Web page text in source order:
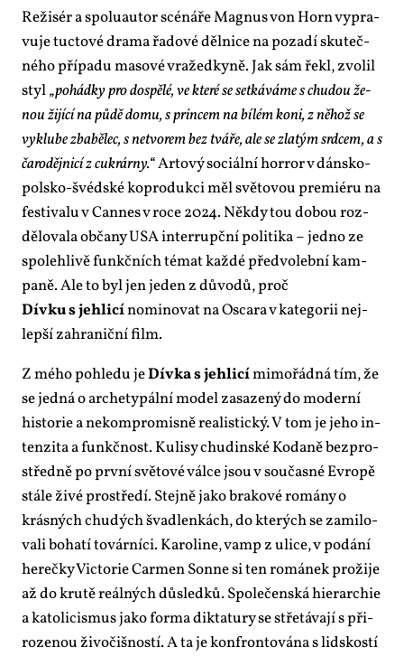
Re­ži­sér a spo­lu­au­tor scé­ná­ře Mag­nus von Horn vy­pra­
vu­je tuc­to­vé dra­ma řa­do­vé děl­ni­ce na po­za­dí sku­teč­
né­ho pří­pa­du ma­so­vé vra­žed­ky­ně. Jak sám ře­kl, zvo­lil
styl „po­hád­ky pro do­spě­lé, ve kte­ré se se­tká­vá­me s chu­dou že­
nou ži­jí­cí na pů­dě do­mu, s prin­cem na bí­lém ko­ni, z ně­hož se
vy­klu­be zba­bě­lec, s ne­tvo­rem bez tvá­ře, ale se zla­tým srd­cem, a s
ča­ro­děj­ni­cí z cuk­rár­ny.“Ar­to­vý so­ci­ál­ní horror v dán­sko-
pol­sko-švéd­ské ko­pro­duk­ci měl svě­to­vou pre­mi­é­ru na
fes­ti­va­lu v Can­nes v ro­ce 2024. Ně­kdy tou do­bou roz­
dě­lo­va­la ob­ča­ny USA in­terrupč­ní po­li­ti­ka – jed­no ze
spo­leh­li­vě funkč­ních té­mat kaž­dé před­vo­leb­ní kam­
pa­ně. Ale to byl jen je­den z dů­vo­dů, proč
Dív­ku s jeh­li­cíno­mi­no­vat na Os­ca­ra v ka­te­go­rii nej­
lep­ší za­hra­nič­ní film.
Z mé­ho po­hle­du jeDív­ka s jeh­li­cími­mo­řád­ná tím, že
se jed­ná o ar­che­ty­pál­ní mo­del za­sa­ze­ný do mo­der­ní
his­to­rie a ne­kom­pro­mis­ně re­a­lis­tic­ký. V tom je je­ho in­
ten­zi­ta a funkč­nost. Ku­li­sy chu­din­ské Ko­da­ně bez­pro­
střed­ně po prv­ní svě­to­vé vál­ce jsou v sou­čas­né Ev­ro­pě
stá­le ži­vé pro­stře­dí. Stej­ně ja­ko bra­ko­vé ro­má­ny o
krás­ných chudých šva­dlen­kách, do kte­rých se za­mi­lo­
va­li bo­ha­tí to­vár­ní­ci. Ka­ro­li­ne, vamp z uli­ce, v po­dá­ní
he­reč­ky Vic­to­rie Car­men Son­ne si ten ro­má­nek pro­ži­je
až do kru­tě re­ál­ných dů­sled­ků. Spo­le­čen­ská hi­e­rar­chie
a ka­to­li­cis­mus ja­ko for­ma dik­ta­tu­ry se stře­tá­va­jí s při­
ro­ze­nou ži­vo­čiš­nos­tí. A ta je kon­fron­to­vá­na s lid­skostí